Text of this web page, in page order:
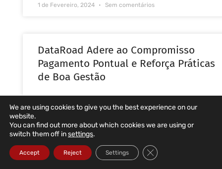
1 de Fevereiro, 2024 Sem comentários
DataRoad Adere ao Compromisso
Pagamento Pontual e Reforça Práticas
de Boa Gestão
Pagamento Pontual A DataRoad
LER MAIS ... »
12 de Outubro, 2023 Sem comentários
We are using cookies to give you the best experience on our
website.
You can find out more about which cookies we are using or
switch them off insettings.
Accept Reject Settings Close GDPR Cookie